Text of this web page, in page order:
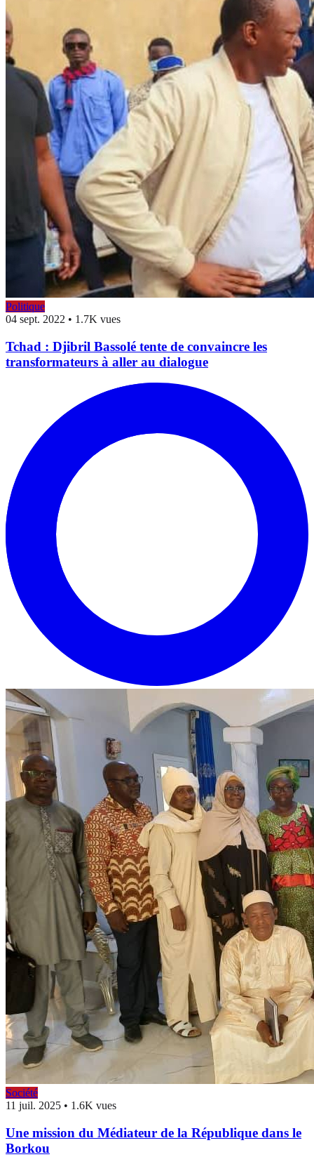
Politique
04 sept. 2022 • 1.7K vues
Tchad : Djibril Bassolé tente de convaincre les
transformateurs à aller au dialogue
Société
11 juil. 2025 • 1.6K vues
Une mission du Médiateur de la République dans le
Borkou